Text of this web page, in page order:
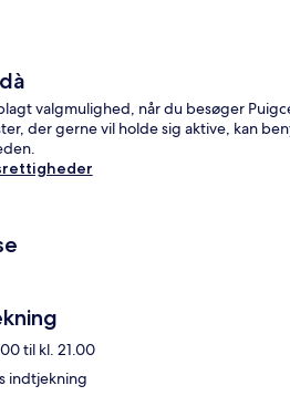
valgmulighed, når du besøger
der gerne vil holde sig aktive, kan
til kl. 21.00
indtjekning